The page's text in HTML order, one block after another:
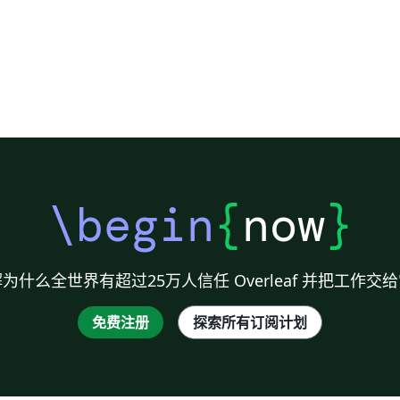
\begin{now}
什么全世界有超过25万人信任 Overleaf 并把工作交
免费注册 探索所有订阅计划